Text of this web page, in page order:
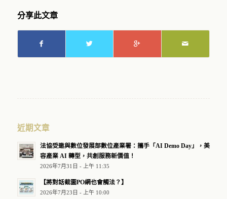
分享此文章
近期文章
法協受邀與數位發展部數位產業署：攜手「AI Demo Day」，美
容產業 AI 轉型，共創服務新價值！
2026年7月31日 - 上午 11:35
【將對話截圖PO網也會觸法？】
2026年7月23日 - 上午 10:00